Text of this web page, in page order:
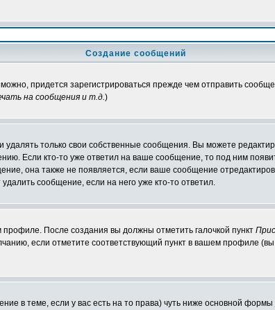
Создание сообщений
придется зарегистрироваться прежде чем отправить
на сообщения и т.д.)
только свои собственные сообщения. Вы можете
Если кто-то уже ответил на ваше сообщение, то под ним
она также не появляется, если ваше сообщение
сообщение, если на него уже кто-то ответил.
После создания вы должны отметить галочкой пункт
если отметите соответствующий пункт в вашем профиле
в теме, если у вас есть на то права) чуть ниже основной